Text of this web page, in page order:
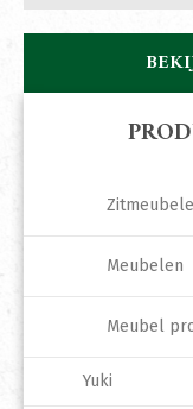
Meubelen
Meubel
Yuki